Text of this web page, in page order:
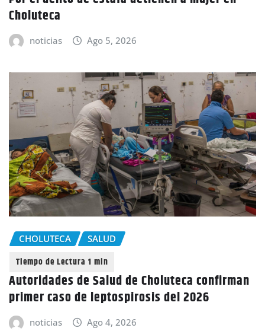
Choluteca
noticias Ago 5, 2026
CHOLUTECA SALUD
Autoridades de Salud de Choluteca confirman
primer caso de leptospirosis del 2026
noticias Ago 4, 2026